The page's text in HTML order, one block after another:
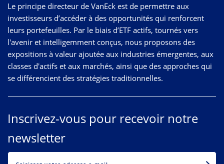
Le principe directeur de VanEck est de permettre aux
investisseurs d’accéder à des opportunités qui renforcent
leurs portefeuilles. Par le biais d’ETF actifs, tournés vers
l'avenir et intelligemment conçus, nous proposons des
expositions à valeur ajoutée aux industries émergentes, aux
classes d'actifs et aux marchés, ainsi que des approches qui
se différencient des stratégies traditionnelles.
Inscrivez-vous pour recevoir notre
newsletter